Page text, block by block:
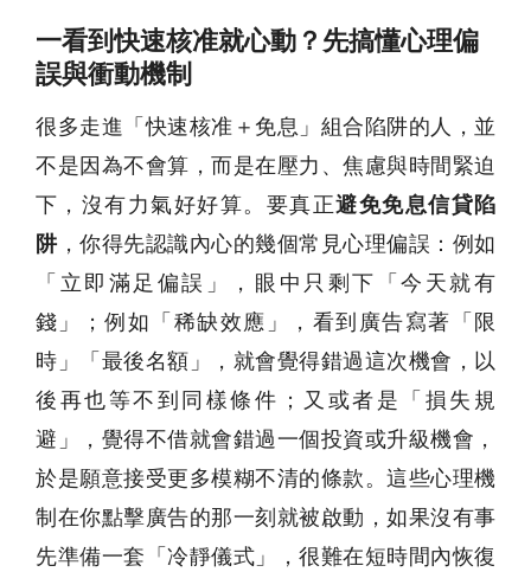
一看到快速核准就心動？先搞懂心理偏
誤與衝動機制
很多走進「快速核准＋免息」組合陷阱的人，並
不是因為不會算，而是在壓力、焦慮與時間緊迫
下，沒有力氣好好算。要真正避免免息信貸陷
阱，你得先認識內心的幾個常見心理偏誤：例如
「立即滿足偏誤」，眼中只剩下「今天就有
錢」；例如「稀缺效應」，看到廣告寫著「限
時」「最後名額」，就會覺得錯過這次機會，以
後再也等不到同樣條件；又或者是「損失規
避」，覺得不借就會錯過一個投資或升級機會，
於是願意接受更多模糊不清的條款。這些心理機
制在你點擊廣告的那一刻就被啟動，如果沒有事
先準備一套「冷靜儀式」，很難在短時間內恢復